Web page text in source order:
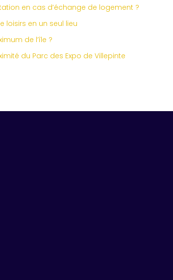
en cas d’échange de logement ?
loisirs en un seul lieu
de l’île ?
du Parc des Expo de Villepinte